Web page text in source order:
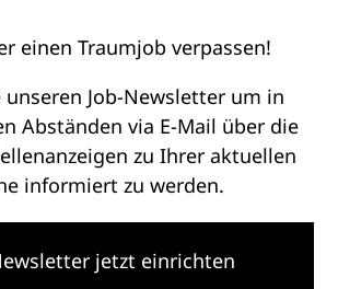
einen Traumjob verpassen!
unseren Job-Newsletter um in
Abständen via E-Mail über die
zu Ihrer aktuellen
informiert zu werden.
jetzt einrichten